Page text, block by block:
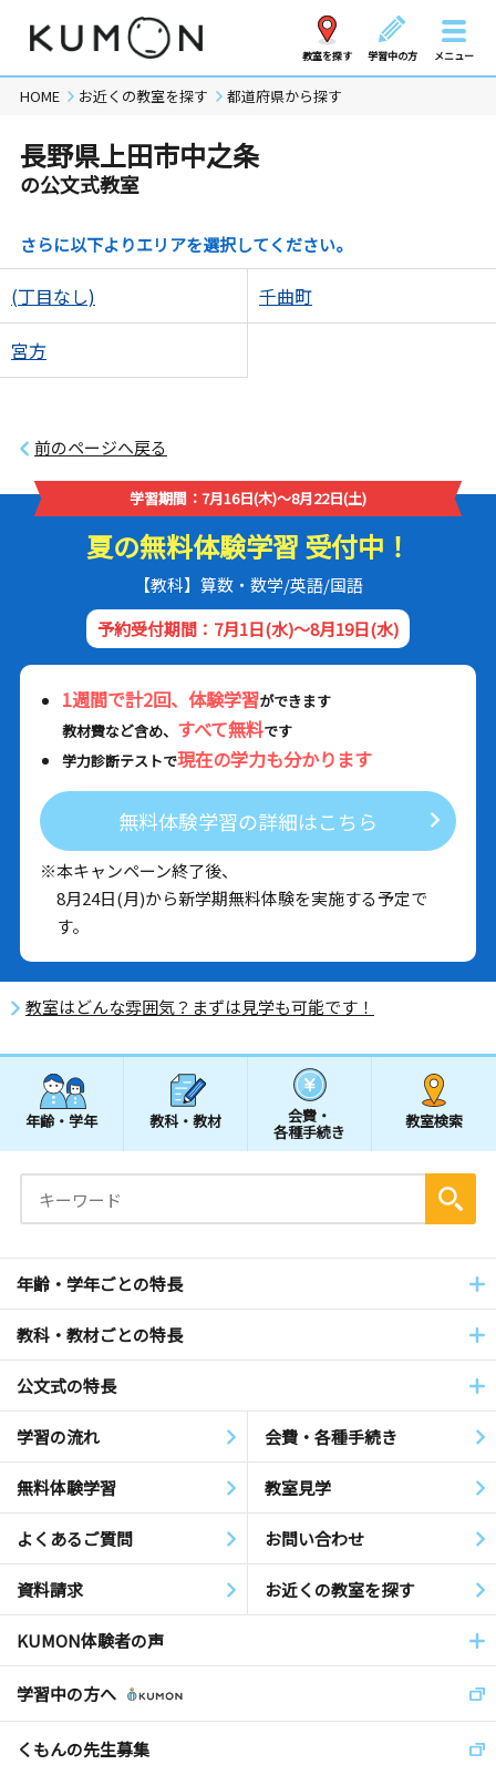
教室を探す 学習中の方 メニュー
HOME お近くの教室を探す 都道府県から探す
長野県上田市中之条
の公文式教室
さらに以下よりエリアを選択してください。
(丁目なし) 千曲町
宮方
前のページへ戻る
学習期間：7月16日(木)～8月22日(土)
夏の無料体験学習 受付中！
【教科】算数・数学/英語/国語
予約受付期間：7月1日(水)～8月19日(水)
1週間で計2回、体験学習ができます
教材費など含め、 すべて無料です
学力診断テストで現在の学力も分かります
無料体験学習の詳細はこちら
※本キャンペーン終了後、
8月24日(月)から新学期無料体験を実施する予定で
す。
教室はどんな雰囲気？まずは見学も可能です！
年齢・学年 教科・教材 会費・
各種手続き
教室検索
年齢・学年ごとの特長
教科・教材ごとの特長
公文式の特長
学習の流れ 会費・各種手続き
無料体験学習 教室見学
よくあるご質問 お問い合わせ
資料請求 お近くの教室を探す
KUMON体験者の声
学習中の方へ
くもんの先生募集